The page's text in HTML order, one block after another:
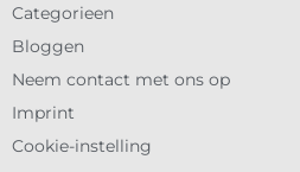
Categorieen
Bloggen
Neem contact met ons op
Imprint
Cookie-instelling